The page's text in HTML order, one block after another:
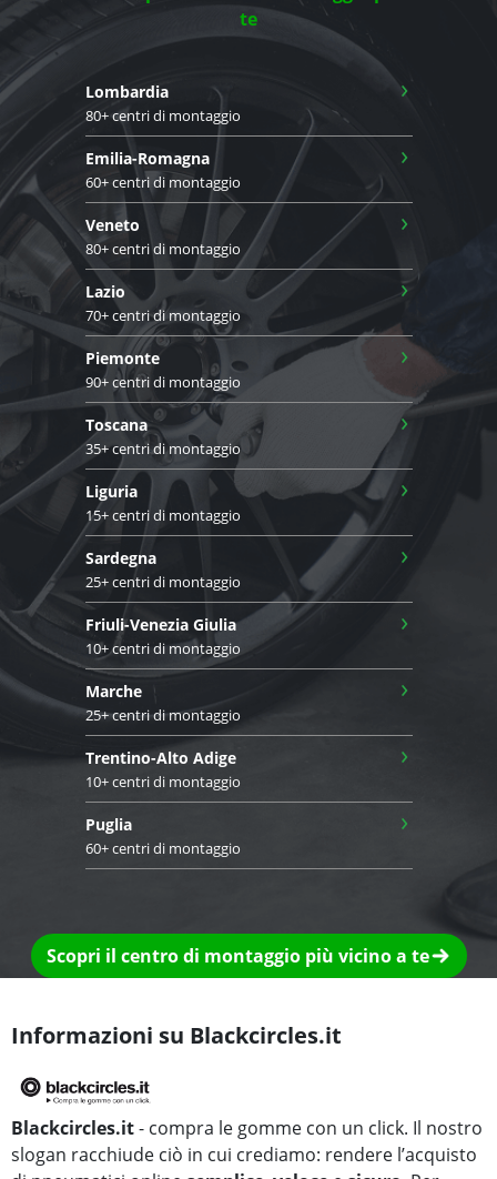
te
Lombardia
80+ centri di montaggio
›
Emilia-Romagna
60+ centri di montaggio
›
Veneto
80+ centri di montaggio
›
Lazio
70+ centri di montaggio
›
Piemonte
90+ centri di montaggio
›
Toscana
35+ centri di montaggio
›
Liguria
15+ centri di montaggio
›
Sardegna
25+ centri di montaggio
›
Friuli-Venezia Giulia
10+ centri di montaggio
›
Marche
25+ centri di montaggio
›
Trentino-Alto Adige
10+ centri di montaggio
›
Puglia
60+ centri di montaggio
›
Scopri il centro di montaggio più vicino a te
Informazioni su Blackcircles.it
Blackcircles.it- compra le gomme con un click. Il nostro
slogan racchiude ciò in cui crediamo: rendere l’acquisto